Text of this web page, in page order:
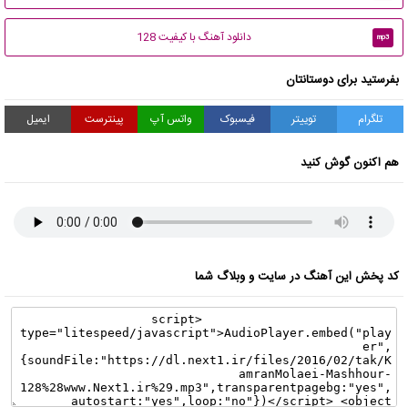
mp3 دانلود آهنگ با کیفیت 128
بفرستید برای دوستانتان
تلگرام توییتر فیسبوک واتس آپ پینترست ایمیل
هم اکنون گوش کنید
کد پخش این آهنگ در سایت و وبلاگ شما